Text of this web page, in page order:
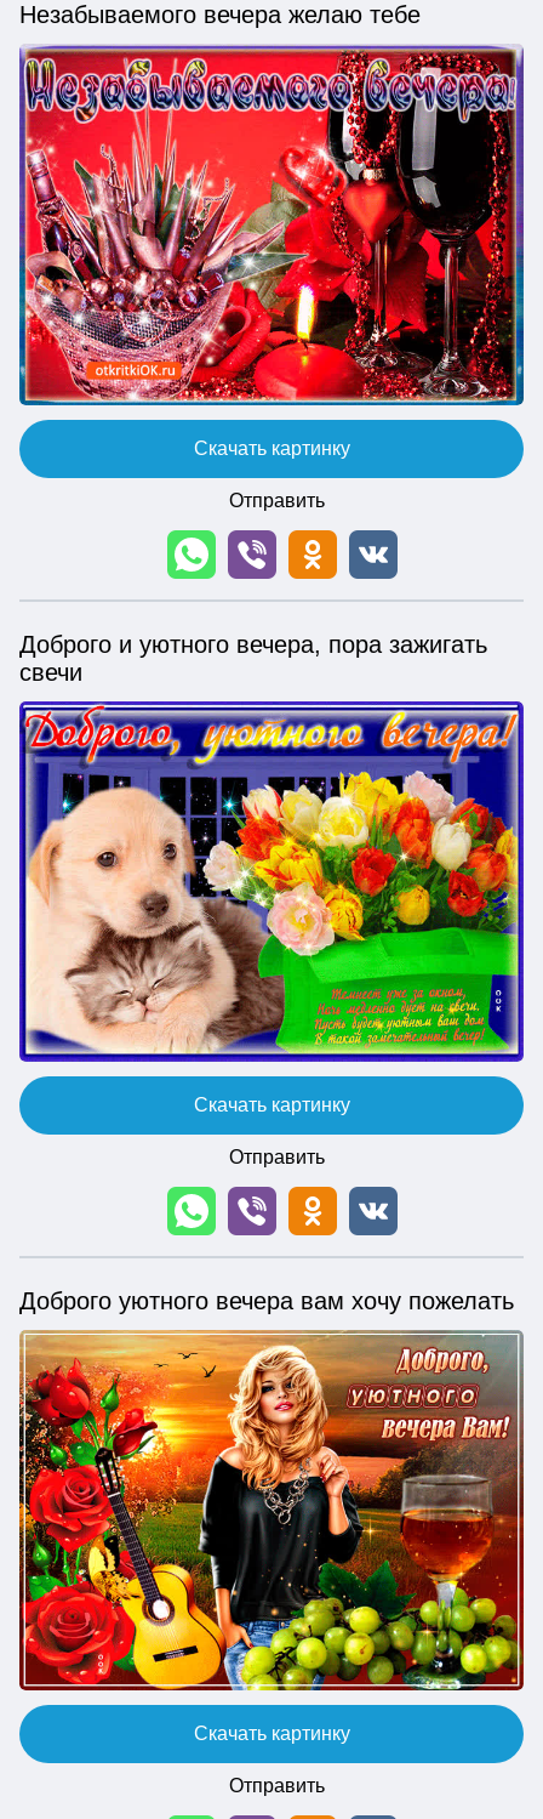
Незабываемого вечера желаю тебе
Скачать картинку
Отправить
Доброго и уютного вечера, пора зажигать
свечи
Скачать картинку
Отправить
Доброго уютного вечера вам хочу пожелать
Скачать картинку
Отправить